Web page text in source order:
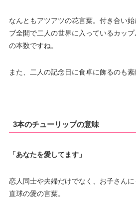
なんともアツアツの花言葉。付き合い
ブ全開で二人の世界に入っているカッ
の本数ですね。
また、二人の記念日に食卓に飾るのも素
3本のチューリップの意味
「あなたを愛してます」
恋人同士や夫婦だけでなく、お子さん
直球の愛の言葉。